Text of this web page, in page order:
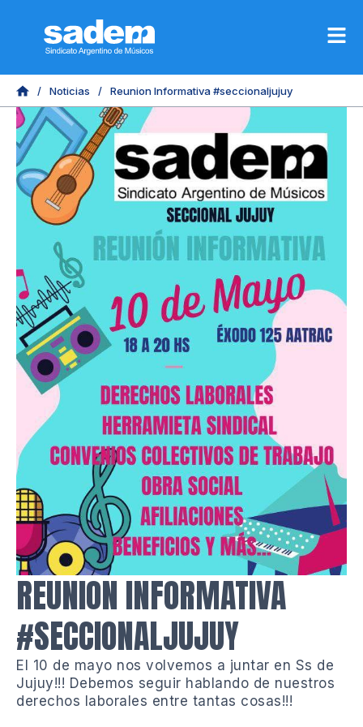
/ Noticias / Reunion Informativa #seccionaljujuy
REUNION INFORMATIVA
#SECCIONALJUJUY
El 10 de mayo nos volvemos a juntar en Ss de
Jujuy!!! Debemos seguir hablando de nuestros
derechos laborales entre tantas cosas!!!